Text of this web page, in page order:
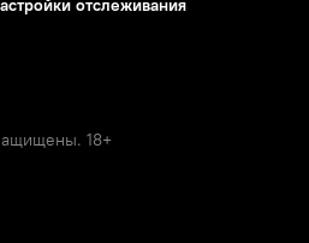
отслеживания
18+